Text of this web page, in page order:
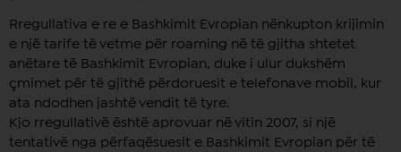
Rregullativa e re e Bashkimit Evropian nënkupton krijimin
e një tarife të vetme për roaming në të gjitha shtetet
anëtare të Bashkimit Evropian, duke i ulur dukshëm
çmimet për të gjithë përdoruesit e telefonave mobil, kur
ata ndodhen jashtë vendit të tyre.
Kjo rregullativë është aprovuar në vitin 2007, si një
tentativë nga përfaqësuesit e Bashkimit Evropian për të